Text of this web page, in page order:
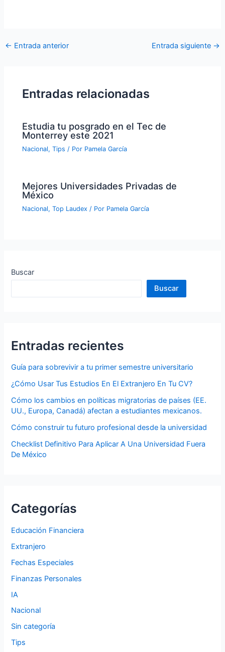
← Entrada anterior Entrada siguiente →
Entradas relacionadas
Estudia tu posgrado en el Tec de
Monterrey este 2021
Nacional,Tips / Por Pamela García
Mejores Universidades Privadas de
México
Nacional,Top Laudex / Por Pamela García
Buscar
Buscar
Entradas recientes
Guía para sobrevivir a tu primer semestre universitario
¿Cómo Usar Tus Estudios En El Extranjero En Tu CV?
Cómo los cambios en políticas migratorias de países (EE.
UU., Europa, Canadá) afectan a estudiantes mexicanos.
Cómo construir tu futuro profesional desde la universidad
Checklist Definitivo Para Aplicar A Una Universidad Fuera
De México
Categorías
Educación Financiera
Extranjero
Fechas Especiales
Finanzas Personales
IA
Nacional
Sin categoría
Tips